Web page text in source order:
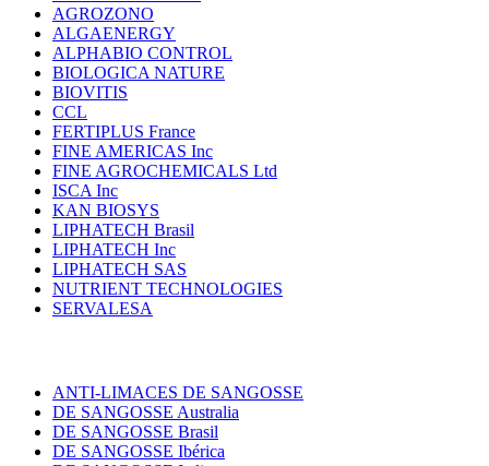
AGROZONO
ALGAENERGY
ALPHABIO CONTROL
BIOLOGICA NATURE
BIOVITIS
CCL
FERTIPLUS France
FINE AMERICAS Inc
FINE AGROCHEMICALS Ltd
ISCA Inc
KAN BIOSYS
LIPHATECH Brasil
LIPHATECH Inc
LIPHATECH SAS
NUTRIENT TECHNOLOGIES
SERVALESA
ANTI-LIMACES DE SANGOSSE
DE SANGOSSE Australia
DE SANGOSSE Brasil
DE SANGOSSE Ibérica